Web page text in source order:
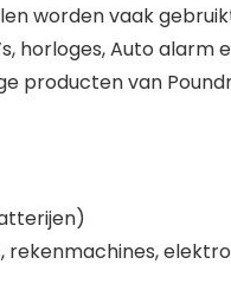
worden vaak
horloges, Auto alarm
producten van
rekenmachines,